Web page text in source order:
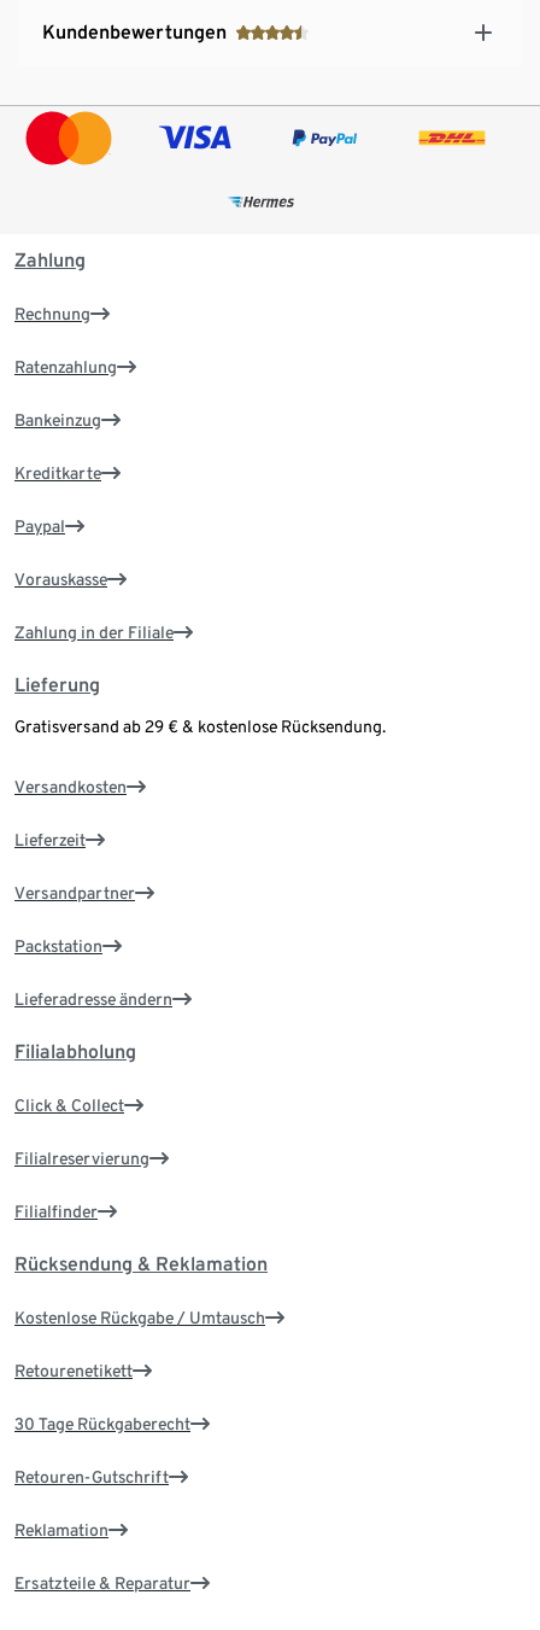
Kundenbewertungen
Zahlung
Rechnung
Ratenzahlung
Bankeinzug
Kreditkarte
Paypal
Vorauskasse
Zahlung in der Filiale
Lieferung
Gratisversand ab 29 € & kostenlose Rücksendung.
Versandkosten
Lieferzeit
Versandpartner
Packstation
Lieferadresse ändern
Filialabholung
Click & Collect
Filialreservierung
Filialfinder
Rücksendung & Reklamation
Kostenlose Rückgabe / Umtausch
Retourenetikett
30 Tage Rückgaberecht
Retouren-Gutschrift
Reklamation
Ersatzteile & Reparatur